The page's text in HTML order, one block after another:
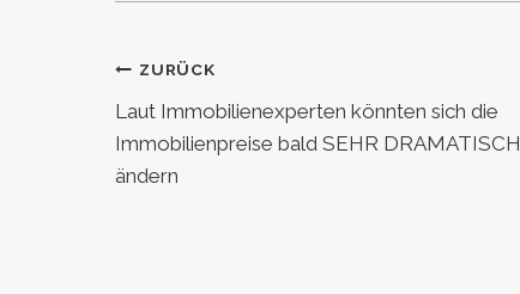
Beitragsnavigation
ZURÜCK
Laut Immobilienexperten könnten sich die
Immobilienpreise bald SEHR DRAMATISCH
ändern